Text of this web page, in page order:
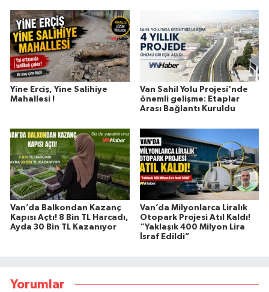
Yine Erciş, Yine Salihiye
Mahallesi !
Van Sahil Yolu Projesi'nde
önemli gelişme: Etaplar
Arası Bağlantı Kuruldu
Van’da Balkondan Kazanç
Kapısı Açtı! 8 Bin TL Harcadı,
Ayda 30 Bin TL Kazanıyor
Van’da Milyonlarca Liralık
Otopark Projesi Atıl Kaldı!
“Yaklaşık 400 Milyon Lira
İsraf Edildi”
Yorumlar